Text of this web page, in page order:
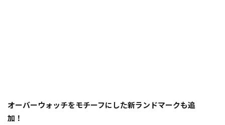
オーバーウォッチをモチーフにした新ランドマークも追
加！